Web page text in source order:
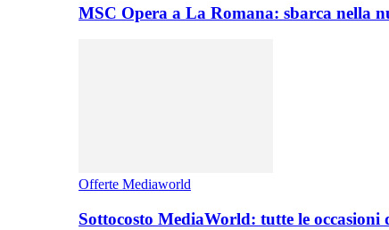
MSC Opera a La Romana: sbarca nella
Offerte Mediaworld
Sottocosto MediaWorld: tutte le